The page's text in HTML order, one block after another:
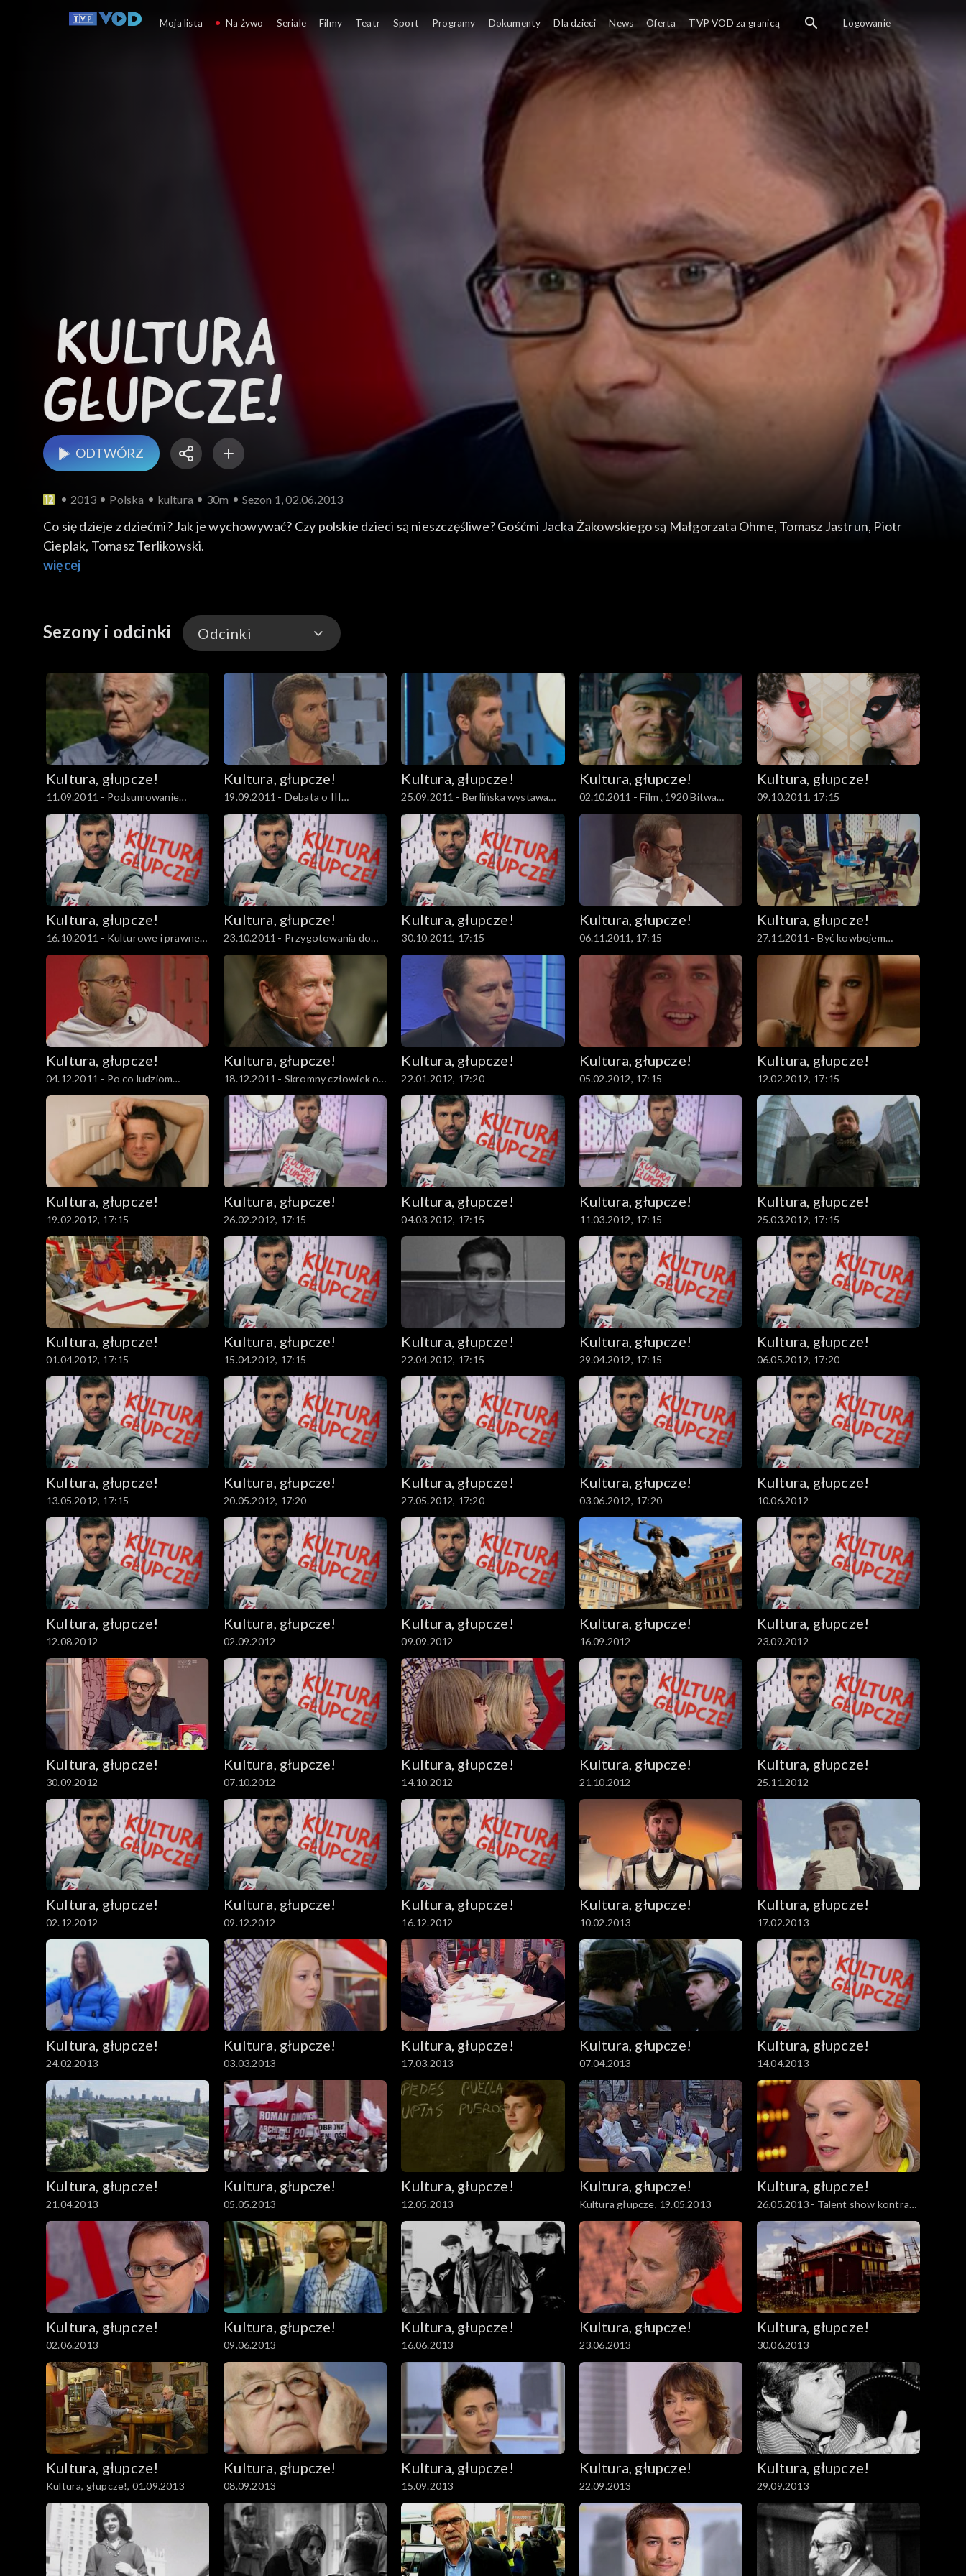
ODTWÓRZ
2013 Polska kultura 30m Sezon 1, 02.06.2013
Co się dzieje z dziećmi? Jak je wychowywać? Czy polskie dzieci są nieszczęśliwe? Gośćmi Jacka Żakowskiego są Małgorzata Ohme, Tomasz Jastrun, Piotr
Cieplak, Tomasz Terlikowski.
więcej
Sezony i odcinki Odcinki
Odcinki
Kultura, głupcze!
11.09.2011 - Podsumowanie
Europejskiego Kongresu Kultury
Kultura, głupcze!
19.09.2011 - Debata o III
Europejskim Kongresie Kobiet
Kultura, głupcze!
25.09.2011 - Berlińska wystawa
„Obok” i relacje polsko-niemieckie
Kultura, głupcze!
02.10.2011 - Film „1920 Bitwa
Warszawska”, a stosunki polsko-
Kultura, głupcze!
09.10.2011, 17:15
Kultura, głupcze!
16.10.2011 - Kulturowe i prawne
aspekty legalizacji marihuany
Kultura, głupcze!
23.10.2011 - Przygotowania do
filmu o prezydencie Lechu Wałęsie
Kultura, głupcze!
30.10.2011, 17:15
Kultura, głupcze!
06.11.2011, 17:15
Kultura, głupcze!
27.11.2011 - Być kowbojem
„Solidarności”
Kultura, głupcze!
04.12.2011 - Po co ludziom
pornografia?
Kultura, głupcze!
18.12.2011 - Skromny człowiek o
silnym charakterze
Kultura, głupcze!
22.01.2012, 17:20
Kultura, głupcze!
05.02.2012, 17:15
Kultura, głupcze!
12.02.2012, 17:15
Kultura, głupcze!
19.02.2012, 17:15
Kultura, głupcze!
26.02.2012, 17:15
Kultura, głupcze!
04.03.2012, 17:15
Kultura, głupcze!
11.03.2012, 17:15
Kultura, głupcze!
25.03.2012, 17:15
Kultura, głupcze!
01.04.2012, 17:15
Kultura, głupcze!
15.04.2012, 17:15
Kultura, głupcze!
22.04.2012, 17:15
Kultura, głupcze!
29.04.2012, 17:15
Kultura, głupcze!
06.05.2012, 17:20
Kultura, głupcze!
13.05.2012, 17:15
Kultura, głupcze!
20.05.2012, 17:20
Kultura, głupcze!
27.05.2012, 17:20
Kultura, głupcze!
03.06.2012, 17:20
Kultura, głupcze!
10.06.2012
Kultura, głupcze!
12.08.2012
Kultura, głupcze!
02.09.2012
Kultura, głupcze!
09.09.2012
Kultura, głupcze!
16.09.2012
Kultura, głupcze!
23.09.2012
Kultura, głupcze!
30.09.2012
Kultura, głupcze!
07.10.2012
Kultura, głupcze!
14.10.2012
Kultura, głupcze!
21.10.2012
Kultura, głupcze!
25.11.2012
Kultura, głupcze!
02.12.2012
Kultura, głupcze!
09.12.2012
Kultura, głupcze!
16.12.2012
Kultura, głupcze!
10.02.2013
Kultura, głupcze!
17.02.2013
Kultura, głupcze!
24.02.2013
Kultura, głupcze!
03.03.2013
Kultura, głupcze!
17.03.2013
Kultura, głupcze!
07.04.2013
Kultura, głupcze!
14.04.2013
Kultura, głupcze!
21.04.2013
Kultura, głupcze!
05.05.2013
Kultura, głupcze!
12.05.2013
Kultura, głupcze!
Kultura głupcze, 19.05.2013
Kultura, głupcze!
26.05.2013 - Talent show kontra
talent
Kultura, głupcze!
02.06.2013
Kultura, głupcze!
09.06.2013
Kultura, głupcze!
16.06.2013
Kultura, głupcze!
23.06.2013
Kultura, głupcze!
30.06.2013
Kultura, głupcze!
Kultura, głupcze!, 01.09.2013
Kultura, głupcze!
08.09.2013
Kultura, głupcze!
15.09.2013
Kultura, głupcze!
22.09.2013
Kultura, głupcze!
29.09.2013
Moja lista Na żywo Seriale Filmy Teatr Sport Programy Dokumenty Dla dzieci News Oferta TVP VOD za granicą Logowanie